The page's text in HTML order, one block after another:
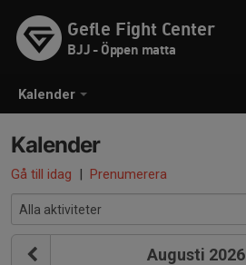
Kalender
Gefle Fight Center
BJJ - Öppen matta
Kalender
Gå till idag | Prenumerera
Augusti 2026